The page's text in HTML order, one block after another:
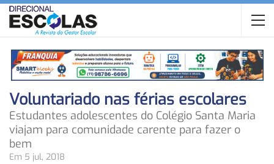
Voluntariado nas férias escolares
Estudantes adolescentes do Colégio Santa Maria
viajam para comunidade carente para fazer o
bem
Em 5 jul, 2018